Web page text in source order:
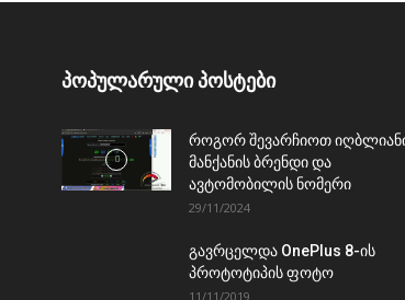
პოპულარული პოსტები
როგორ შევარჩიოთ
მანქანის ბრენდი და
ავტომობილის ნომერი
29/11/2024
გავრცელდა OnePlus 8-ის
პროტოტიპის ფოტო
11/11/2019